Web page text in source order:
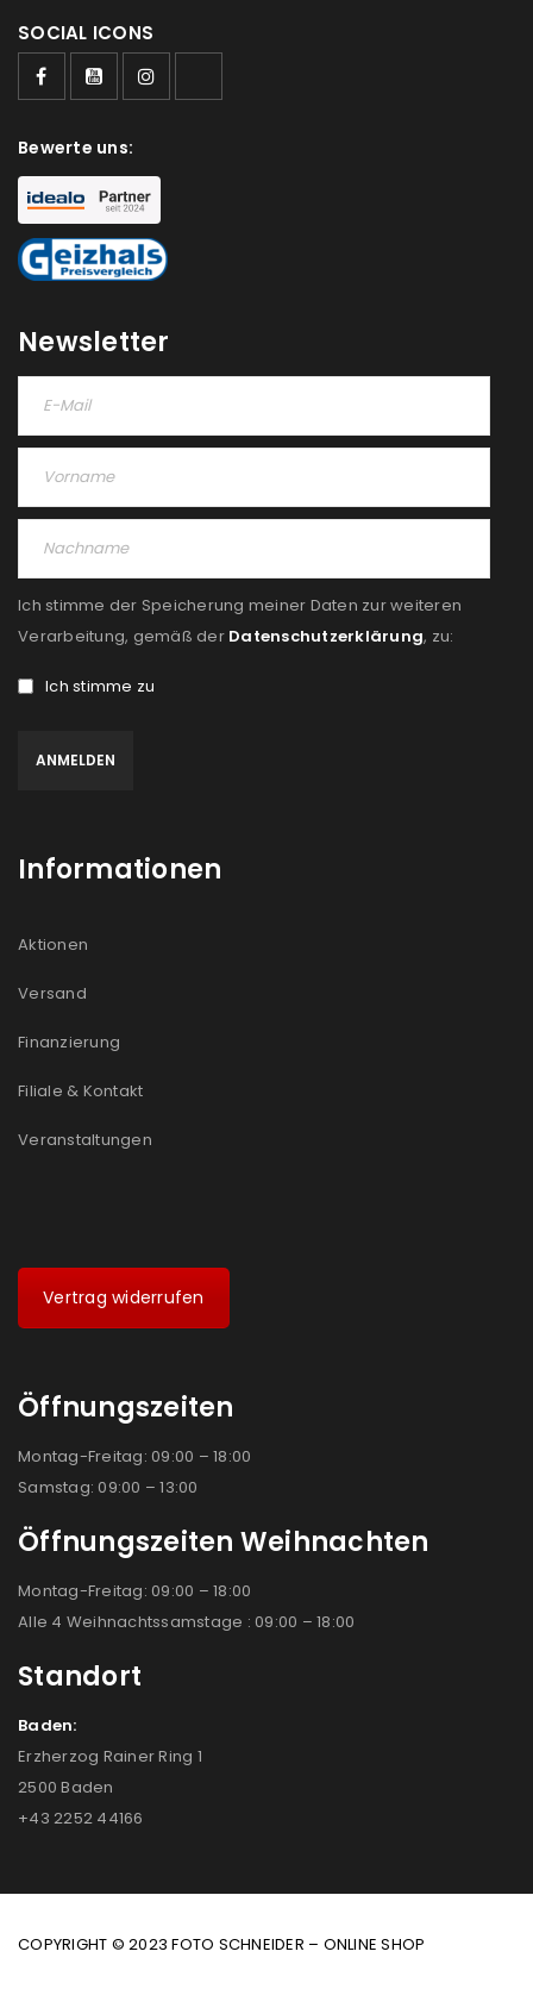
SOCIAL ICONS
Bewerte uns:
Newsletter
Ich stimme der Speicherung meiner Daten zur weiteren
Verarbeitung, gemäß der Datenschutzerklärung, zu:
Ich stimme zu
Informationen
Aktionen
Versand
Finanzierung
Filiale & Kontakt
Veranstaltungen
Vertrag widerrufen
Öffnungszeiten
Montag-Freitag: 09:00 – 18:00
Samstag: 09:00 – 13:00
Öffnungszeiten Weihnachten
Montag-Freitag: 09:00 – 18:00
Alle 4 Weihnachtssamstage : 09:00 – 18:00
Standort
Baden:
Erzherzog Rainer Ring 1
2500 Baden
+43 2252 44166
COPYRIGHT © 2023 FOTO SCHNEIDER – ONLINE SHOP